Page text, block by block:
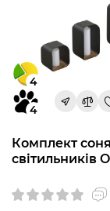
4
4
Комплект
світильників